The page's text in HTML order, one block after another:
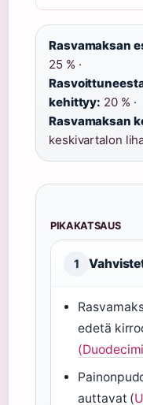
Rasvamaksan
25 % ·
kehittyy: 20 % ·
Rasvamaksan
keskivartalon
PIKAKATSAUS
1
edetä
auttavat (